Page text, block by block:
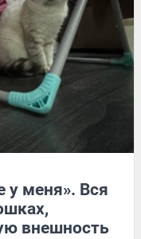
у меня». Вся
внешность